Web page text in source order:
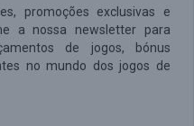
promoções exclusivas e
a nossa newsletter para
de jogos, bónus
no mundo dos jogos de